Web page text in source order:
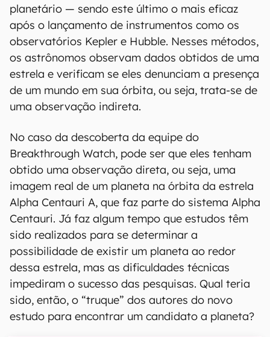
planetário — sendo este último o mais eficaz
após o lançamento de instrumentos como os
observatórios Kepler e Hubble. Nesses métodos,
os astrônomos observam dados obtidos de uma
estrela e verificam se eles denunciam a presença
de um mundo em sua órbita, ou seja, trata-se de
uma observação indireta.
No caso da descoberta da equipe do
Breakthrough Watch, pode ser que eles tenham
obtido uma observação direta, ou seja, uma
imagem real de um planeta na órbita da estrela
Alpha Centauri A, que faz parte do sistema Alpha
Centauri. Já faz algum tempo que estudos têm
sido realizados para se determinar a
possibilidade de existir um planeta ao redor
dessa estrela, mas as dificuldades técnicas
impediram o sucesso das pesquisas. Qual teria
sido, então, o “truque” dos autores do novo
estudo para encontrar um candidato a planeta?